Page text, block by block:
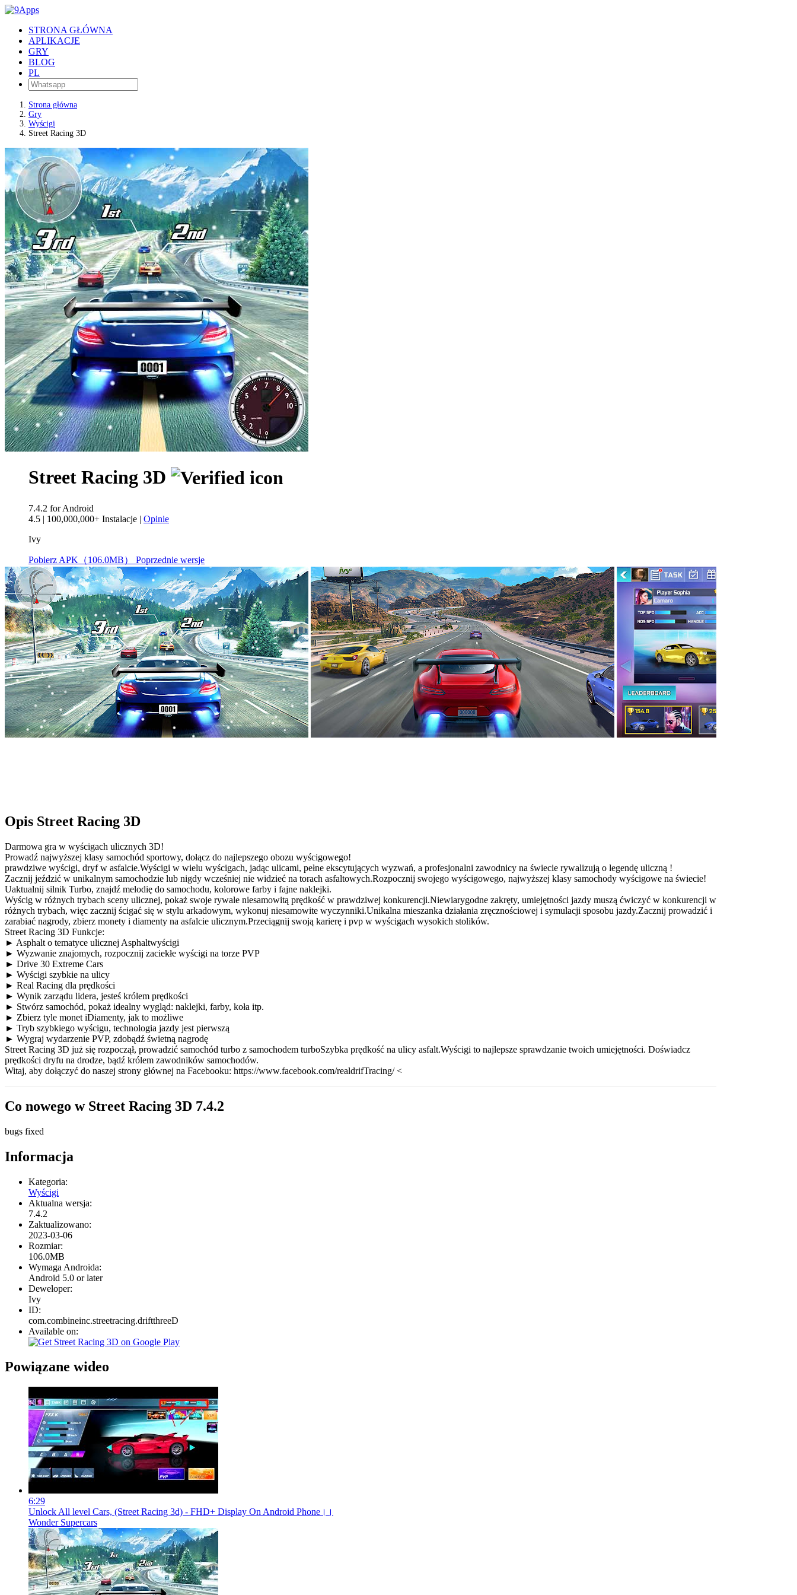
STRONA GŁÓWNA
APLIKACJE
GRY
BLOG
PL
Strona główna
Gry
Wyścigi
Street Racing 3D
Street Racing 3D
7.4.2 for Android
4.5 | 100,000,000+ Instalacje | Opinie
Ivy
Pobierz APK（106.0MB） Poprzednie wersje
Opis Street Racing 3D
Darmowa gra w wyścigach ulicznych 3D!
Prowadź najwyższej klasy samochód sportowy, dołącz do najlepszego obozu wyścigowego!
prawdziwe wyścigi, dryf w asfalcie.Wyścigi w wielu wyścigach, jadąc ulicami, pełne ekscytujących wyzwań, a profesjonalni zawodnicy na świecie rywalizują o legendę uliczną !
Zacznij jeździć w unikalnym samochodzie lub nigdy wcześniej nie widzieć na torach asfaltowych.Rozpocznij swojego wyścigowego, najwyższej klasy samochody wyścigowe na świecie!
Uaktualnij silnik Turbo, znajdź melodię do samochodu, kolorowe farby i fajne naklejki.
Wyścig w różnych trybach sceny ulicznej, pokaż swoje rywale niesamowitą prędkość w prawdziwej konkurencji.Niewiarygodne zakręty, umiejętności jazdy muszą ćwiczyć w konkurencji w
różnych trybach, więc zacznij ścigać się w stylu arkadowym, wykonuj niesamowite wyczynniki.Unikalna mieszanka działania zręcznościowej i symulacji sposobu jazdy.Zacznij prowadzić i
zarabiać nagrody, zbierz monety i diamenty na asfalcie ulicznym.Przeciągnij swoją karierę i pvp w wyścigach wysokich stolików.
Street Racing 3D Funkcje:
► Asphalt o tematyce ulicznej Asphaltwyścigi
► Wyzwanie znajomych, rozpocznij zaciekłe wyścigi na torze PVP
► Drive 30 Extreme Cars
► Wyścigi szybkie na ulicy
► Real Racing dla prędkości
► Wynik zarządu lidera, jesteś królem prędkości
► Stwórz samochód, pokaż idealny wygląd: naklejki, farby, koła itp.
► Zbierz tyle monet iDiamenty, jak to możliwe
► Tryb szybkiego wyścigu, technologia jazdy jest pierwszą
► Wygraj wydarzenie PVP, zdobądź świetną nagrodę
Street Racing 3D już się rozpoczął, prowadzić samochód turbo z samochodem turboSzybka prędkość na ulicy asfalt.Wyścigi to najlepsze sprawdzanie twoich umiejętności. Doświadcz
prędkości dryfu na drodze, bądź królem zawodników samochodów.
Witaj, aby dołączyć do naszej strony głównej na Facebooku: https://www.facebook.com/realdrifTracing/ <
Co nowego w Street Racing 3D 7.4.2
bugs fixed
Informacja
Kategoria:
Wyścigi
Aktualna wersja:
7.4.2
Zaktualizowano:
2023-03-06
Rozmiar:
106.0MB
Wymaga Androida:
Android 5.0 or later
Deweloper:
Ivy
ID:
com.combineinc.streetracing.driftthreeD
Available on:
Powiązane wideo
6:29
Unlock All level Cars, (Street Racing 3d) - FHD+ Display On Android Phone।।
Wonder Supercars